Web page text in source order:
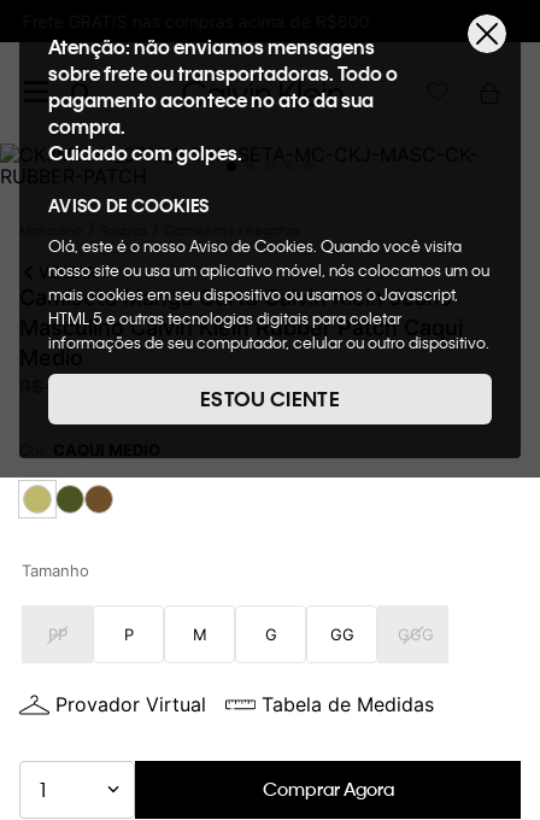
Ganhe 10% de GIFTBACK em todas as
Atenção: não enviamos mensagens
sobre frete ou transportadoras. Todo o
pagamento acontece no ato da sua
compra.
Cuidado com golpes.
AVISO DE COOKIES
Olá, este é o nosso Aviso de Cookies. Quando você visita
nosso site ou usa um aplicativo móvel, nós colocamos um ou
mais cookies em seu dispositivo ou usamos o Javascript,
HTML 5 e outras tecnologias digitais para coletar
informações de seu computador, celular ou outro dispositivo.
de cookies, informaremos quais cookies usaremos e quais
suas funções. A forma como processamos os dados
nosso Aviso de Privacidade. Quando você visita nosso site,
consideraremos isso como sua solicitação específica para
fornecer a você toda a funcionalidade do site, incluindo,
Cookies acesse o link.
ESTOU CIENTE
VOLTAR
Camiseta Manga Curta Calvin Klein Jeans
Masculino Calvin Klein Rubber Patch Caqui
249
Tamanho
PP P M G GG GGG
Provador Virtual Tabela de Medidas
1 Comprar Agora